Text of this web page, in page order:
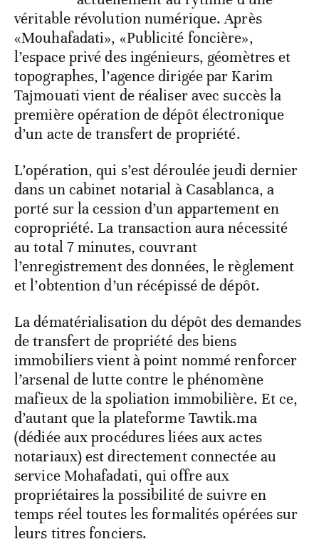
véritable révolution numérique. Après
«Mouhafadati», «Publicité foncière»,
l’espace privé des ingénieurs, géomètres et
topographes, l’agence dirigée par Karim
Tajmouati vient de réaliser avec succès la
première opération de dépôt électronique
d’un acte de transfert de propriété.
L’opération, qui s’est déroulée jeudi dernier
dans un cabinet notarial à Casablanca, a
porté sur la cession d’un appartement en
copropriété. La transaction aura nécessité
au total 7 minutes, couvrant
l’enregistrement des données, le règlement
et l’obtention d’un récépissé de dépôt.
La dématérialisation du dépôt des demandes
de transfert de propriété des biens
immobiliers vient à point nommé renforcer
l’arsenal de lutte contre le phénomène
mafieux de la spoliation immobilière. Et ce,
d’autant que la plateforme Tawtik.ma
(dédiée aux procédures liées aux actes
notariaux) est directement connectée au
service Mohafadati, qui offre aux
propriétaires la possibilité de suivre en
temps réel toutes les formalités opérées sur
leurs titres fonciers.